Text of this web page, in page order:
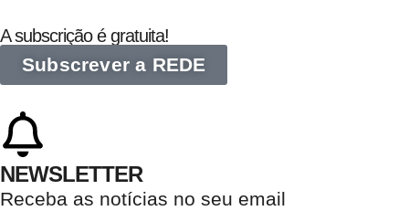
A subscrição é gratuita!
Subscrever a REDE
NEWSLETTER
Receba as notícias no seu email​